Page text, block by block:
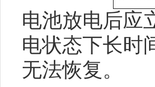
电池放电后应
电状态下长时
无法恢复。